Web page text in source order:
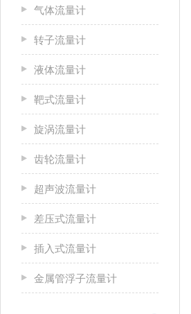
气体流量计
转子流量计
液体流量计
靶式流量计
旋涡流量计
齿轮流量计
超声波流量计
差压式流量计
插入式流量计
金属管浮子流量计